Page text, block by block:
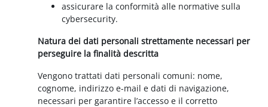
assicurare la conformità alle normative sulla
cybersecurity.
Natura dei dati personali strettamente necessari per
perseguire la finalità descritta
Vengono trattati dati personali comuni: nome,
cognome, indirizzo e-mail e dati di navigazione,
necessari per garantire l’accesso e il corretto